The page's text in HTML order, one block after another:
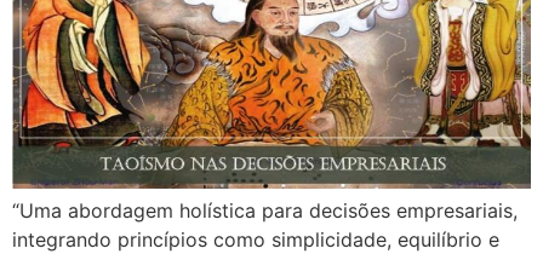
“Uma abordagem holística para decisões empresariais,
integrando princípios como simplicidade, equilíbrio e